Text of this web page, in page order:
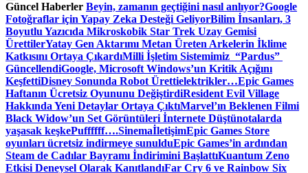
Güncel Haberler Beyin, zamanın geçtiğini nasıl anlıyor?Google
Fotoğraflar için Yapay Zeka Desteği GeliyorBilim İnsanları, 3
Boyutlu Yazıcıda Mikroskobik Star Trek Uzay Gemisi
ÜrettilerYatay Gen Aktarımı Metan Üreten Arkelerin İklime
Katkısını Ortaya ÇıkardıMilli İşletim Sistemimiz “Pardus”
GüncellendiGoogle, Microsoft Windows’un Kritik Açığını
KeşfettiDisney Sonunda Robot Ürettielektrikler…Epic Games
Haftanın Ücretsiz Oyununu DeğiştirdiResident Evil Village
Hakkında Yeni Detaylar Ortaya ÇıktıMarvel’ın Beklenen Filmi
Black Widow’un Set Görüntüleri İnternete Düştünotalarda
yaşasak keşkePuffffff….SinemaİletişimEpic Games Store
oyunları ücretsiz indirmeye sunulduEpic Games’in ardından
Steam de Cadılar Bayramı İndirimini BaşlattıKuantum Zeno
Etkisi Deneysel Olarak KanıtlandıFar Cry 6 ve Rainbow Six